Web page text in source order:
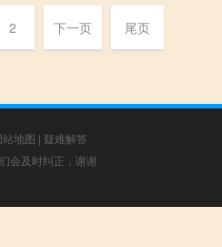
2 下一页 尾页
站地图 | 疑难解答
会及时纠正，谢谢